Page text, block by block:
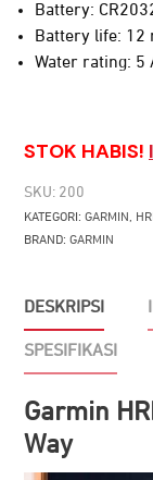
Battery:
Battery life: 12
Water rating: 5
STOK HABIS!
SKU: 200
KATEGORI: GARMIN,
BRAND: GARMIN
DESKRIPSI
SPESIFIKASI
Garmin
Way